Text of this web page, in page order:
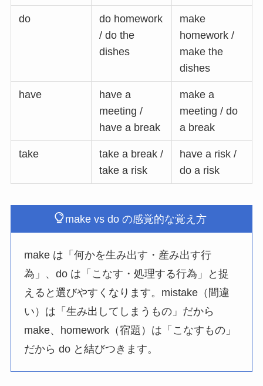
do
do homework
/ do the
dishes
make
homework /
make the
dishes
have
have a
meeting /
have a break
make a
meeting / do
a break
take
take a break /
take a risk
have a risk /
do a risk
make vs do の感覚的な覚え方
make は「何かを生み出す・産み出す行
為」、do は「こなす・処理する行為」と捉
えると選びやすくなります。mistake（間違
い）は「生み出してしまうもの」だから
make、homework（宿題）は「こなすもの」
だから do と結びつきます。